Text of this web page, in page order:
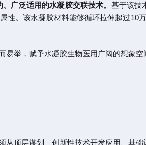
广泛适用的水凝胶交联技术。 基于该技
性。该水凝胶材料能够循环拉伸超过10
举，赋予水凝胶生物医用广阔的想象空
顶层谋划、创新性技术开发应用、基